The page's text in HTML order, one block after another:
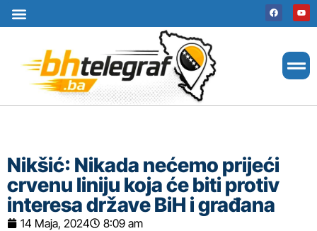
Nikšić: Nikada nećemo prijeći
crvenu liniju koja će biti protiv
interesa države BiH i građana
14 Maja, 2024 8:09 am